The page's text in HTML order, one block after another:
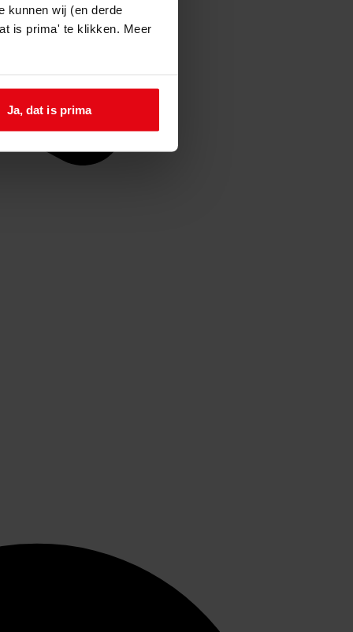
kunnen wij (en derde
is prima' te klikken. Meer
Ja, dat is prima